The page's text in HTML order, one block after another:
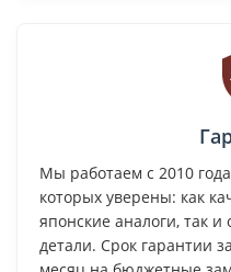
Мы работаем с 2010
которых уверены: как
японские аналоги, так
детали. Срок гарантии